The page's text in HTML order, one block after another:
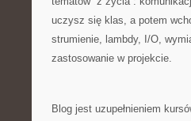
uczysz się klas, a potem
strumienie, lambdy, I/O,
zastosowanie w projekcie.
Blog jest uzupełnieniem